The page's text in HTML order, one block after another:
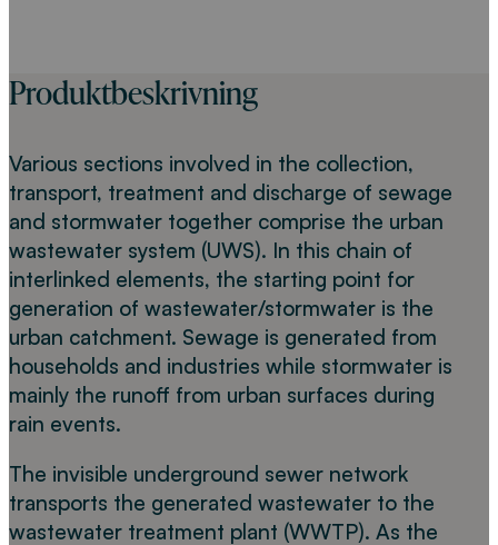
Produktbeskrivning
Various sections involved in the collection,
transport, treatment and discharge of sewage
and stormwater together comprise the urban
wastewater system (UWS). In this chain of
interlinked elements, the starting point for
generation of wastewater/stormwater is the
urban catchment. Sewage is generated from
households and industries while stormwater is
mainly the runoff from urban surfaces during
rain events.
The invisible underground sewer network
transports the generated wastewater to the
wastewater treatment plant (WWTP). As the